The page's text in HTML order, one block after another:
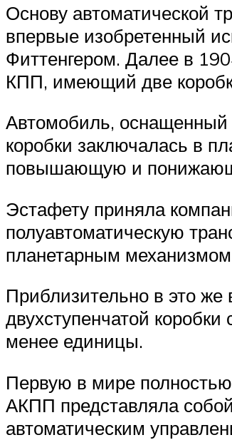
Основу автоматической
впервые изобретенный
Фиттенгером. Далее в
КПП, имеющий две
Автомобиль, оснащенный
коробки заключалась в
повышающую и
Эстафету приняла
полуавтоматическую
планетарным
Приблизительно в это
двухступенчатой
менее единицы.
Первую в мире
АКПП представляла
автоматическим